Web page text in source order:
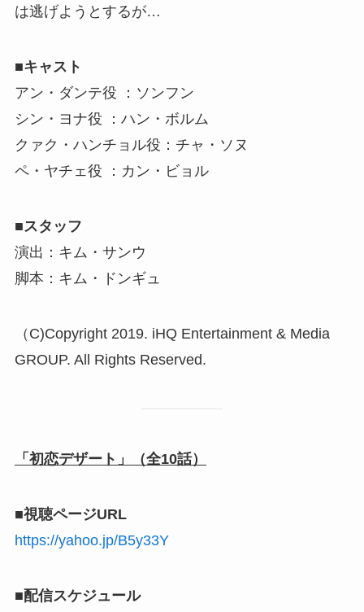
は逃げようとするが…
■キャスト
アン・ダンテ役 ：ソンフン
シン・ヨナ役 ：ハン・ボルム
クァク・ハンチョル役：チャ・ソヌ
ペ・ヤチェ役 ：カン・ビョル
■スタッフ
演出：キム・サンウ
脚本：キム・ドンギュ
（C)Copyright 2019. iHQ Entertainment & Media
GROUP. All Rights Reserved.
「初恋デザート」（全10話）
■視聴ページURL
https://yahoo.jp/B5y33Y
■配信スケジュール